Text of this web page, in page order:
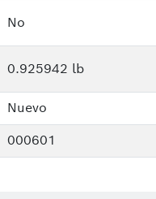
No
0.925942 lb
Nuevo
000601